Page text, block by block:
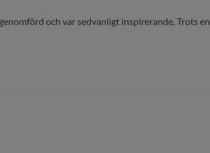
och var sedvanligt inspirerande. Trots en